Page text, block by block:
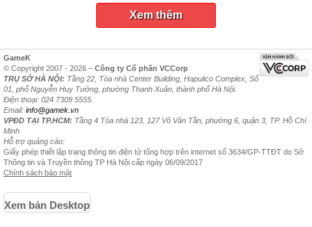
Xem thêm
GameK
© Copyright 2007 - 2026 – Công ty Cổ phần VCCorp
TRỤ SỞ HÀ NỘI: Tầng 22, Tòa nhà Center Building, Hapulico Complex, Số
01, phố Nguyễn Huy Tưởng, phường Thanh Xuân, thành phố Hà Nội.
Điện thoại: 024 7309 5555.
Email: info@gamek.vn
VPĐD TẠI TP.HCM: Tầng 4 Tòa nhà 123, 127 Võ Văn Tần, phường 6, quận 3, TP. Hồ Chí
Minh
Hỗ trợ quảng cáo:
Giấy phép thiết lập trang thông tin điện tử tổng hợp trên internet số 3634/GP-TTĐT do Sở
Thông tin và Truyền thông TP Hà Nội cấp ngày 06/09/2017
Chính sách bảo mật
Xem bản Desktop